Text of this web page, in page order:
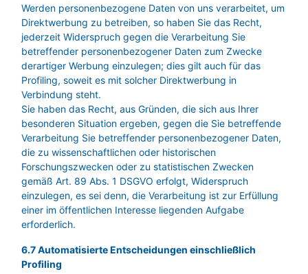
Werden personenbezogene Daten von uns verarbeitet, um
Direktwerbung zu betreiben, so haben Sie das Recht,
jederzeit Widerspruch gegen die Verarbeitung Sie
betreffender personenbezogener Daten zum Zwecke
derartiger Werbung einzulegen; dies gilt auch für das
Profiling, soweit es mit solcher Direktwerbung in
Verbindung steht.
Sie haben das Recht, aus Gründen, die sich aus Ihrer
besonderen Situation ergeben, gegen die Sie betreffende
Verarbeitung Sie betreffender personenbezogener Daten,
die zu wissenschaftlichen oder historischen
Forschungszwecken oder zu statistischen Zwecken
gemäß Art. 89 Abs. 1 DSGVO erfolgt, Widerspruch
einzulegen, es sei denn, die Verarbeitung ist zur Erfüllung
einer im öffentlichen Interesse liegenden Aufgabe
erforderlich.
6.7 Automatisierte Entscheidungen einschließlich
Profiling